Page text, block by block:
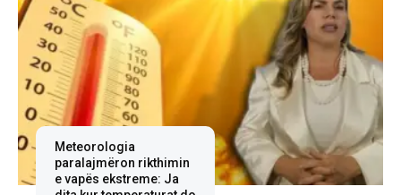
Meteorologia
paralajmëron rikthimin
e vapës ekstreme: Ja